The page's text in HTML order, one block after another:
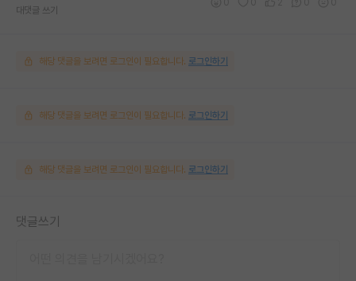
대댓글 쓰기
해당 댓글을 보려면 로그인이 필요합니다. 로그인하기
해당 댓글을 보려면 로그인이 필요합니다. 로그인하기
해당 댓글을 보려면 로그인이 필요합니다. 로그인하기
댓글쓰기